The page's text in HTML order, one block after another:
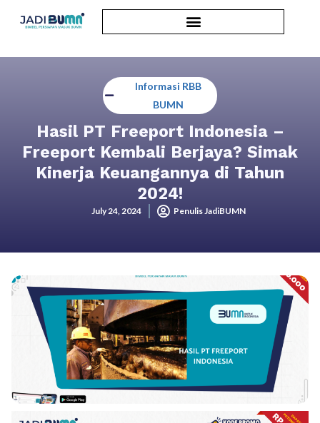
Informasi RBB
BUMN
Hasil PT Freeport Indonesia –
Freeport Kembali Berjaya? Simak
Kinerja Keuangannya di Tahun
2024!
July 24, 2024 Penulis JadiBUMN